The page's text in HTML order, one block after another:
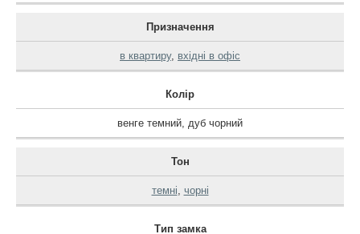
Призначення
в квартиру, вхідні в офіс
Колір
венге темний дуб чорний
Тон
темні чорні
Тип замка